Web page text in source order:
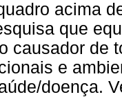
acima
que
causador de
e
doença.